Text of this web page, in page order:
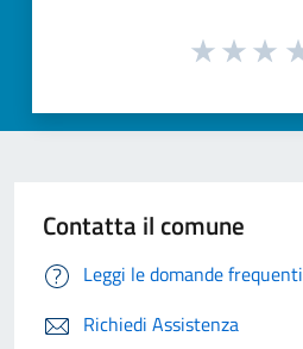
Contatta il comune
Leggi le domande frequenti
Richiedi Assistenza